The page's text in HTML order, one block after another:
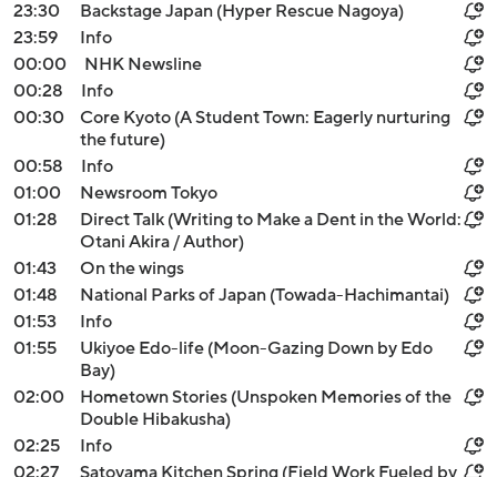
23:30
Backstage Japan (Hyper Rescue Nagoya)
23:59
Info
00:00
NHK Newsline
00:28
Info
00:30
Core Kyoto (A Student Town: Eagerly nurturing
the future)
00:58
Info
01:00
Newsroom Tokyo
01:28
Direct Talk (Writing to Make a Dent in the World:
Otani Akira / Author)
01:43
On the wings
01:48
National Parks of Japan (Towada-Hachimantai)
01:53
Info
01:55
Ukiyoe Edo-life (Moon-Gazing Down by Edo
Bay)
02:00
Hometown Stories (Unspoken Memories of the
Double Hibakusha)
02:25
Info
02:27
Satoyama Kitchen Spring (Field Work Fueled by